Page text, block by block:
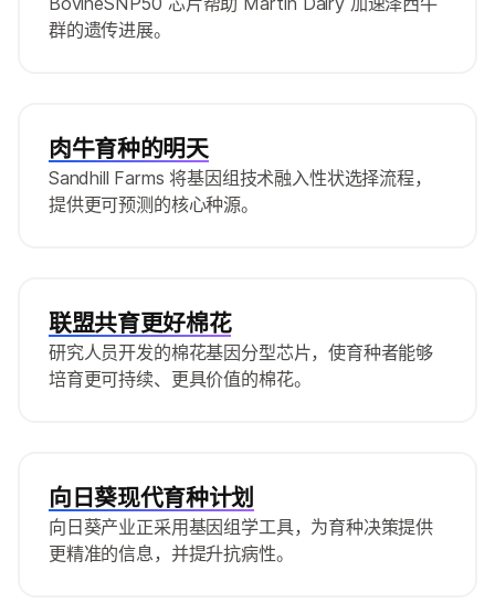
群的遗传进展。
肉牛育种的明天
Sandhill Farms 将基因组技术融入性状选择流程，
提供更可预测的核心种源。
联盟共育更好棉花
研究人员开发的棉花基因分型芯片，使育种者能够
培育更可持续、更具价值的棉花。
向日葵现代育种计划
向日葵产业正采用基因组学工具，为育种决策提供
更精准的信息，并提升抗病性。